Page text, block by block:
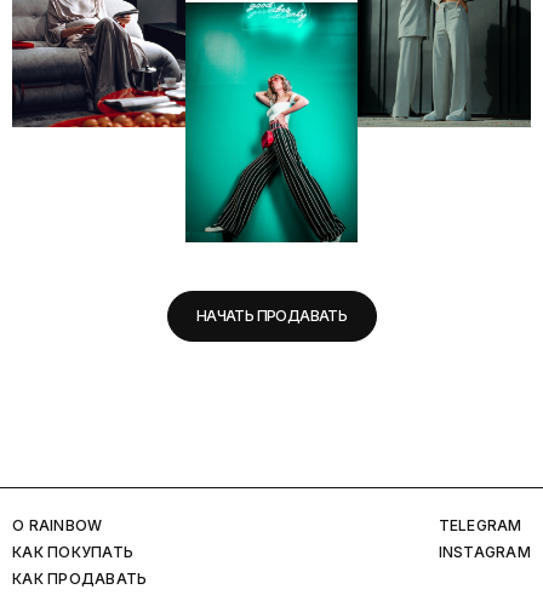
НАЧАТЬ ПРОДАВАТЬ
O RAINBOW
КАК ПОКУПАТЬ
КАК ПРОДАВАТЬ
TELEGRAM
INSTAGRAM